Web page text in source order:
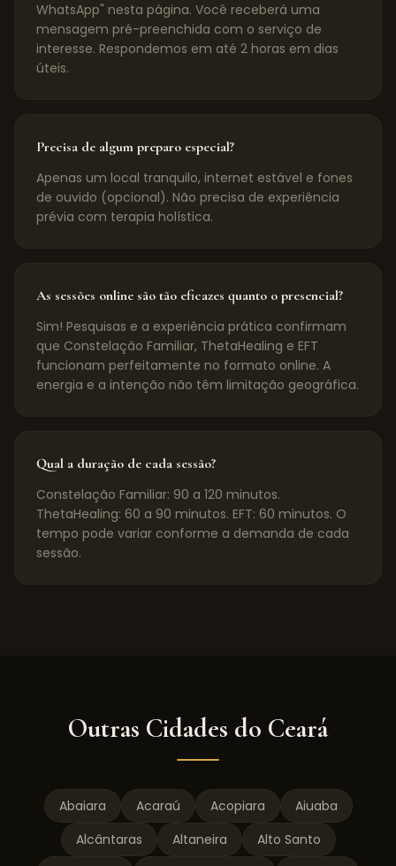
WhatsApp" nesta página. Você receberá uma
mensagem pré-preenchida com o serviço de
interesse. Respondemos em até 2 horas em dias
úteis.
Precisa de algum preparo especial?
Apenas um local tranquilo, internet estável e fones
de ouvido (opcional). Não precisa de experiência
prévia com terapia holística.
As sessões online são tão eficazes quanto o presencial?
Sim! Pesquisas e a experiência prática confirmam
que Constelação Familiar, ThetaHealing e EFT
funcionam perfeitamente no formato online. A
energia e a intenção não têm limitação geográfica.
Qual a duração de cada sessão?
Constelação Familiar: 90 a 120 minutos.
ThetaHealing: 60 a 90 minutos. EFT: 60 minutos. O
tempo pode variar conforme a demanda de cada
sessão.
Outras Cidades do Ceará
Abaiara Acaraú Acopiara
Aiuaba
Alcântaras
Altaneira
Alto Santo